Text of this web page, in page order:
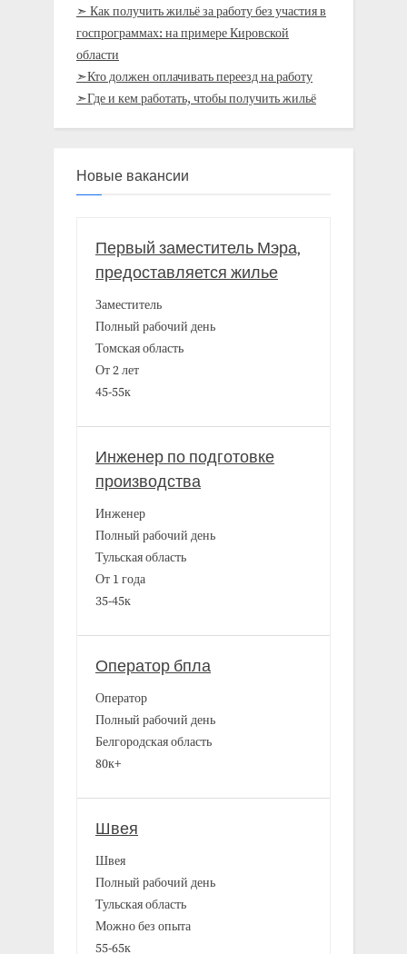
➣ Как получить жильё за работу без участия в
госпрограммах: на примере Кировской
области
➣Кто должен оплачивать переезд на работу
➣Где и кем работать, чтобы получить жильё
Новые вакансии
Первый заместитель Мэра,
предоставляется жилье
Заместитель
Полный рабочий день
Томская область
От 2 лет
45-55к
Инженер по подготовке
производства
Инженер
Полный рабочий день
Тульская область
От 1 года
35-45к
Оператор бпла
Оператор
Полный рабочий день
Белгородская область
80к+
Швея
Швея
Полный рабочий день
Тульская область
Можно без опыта
55-65к